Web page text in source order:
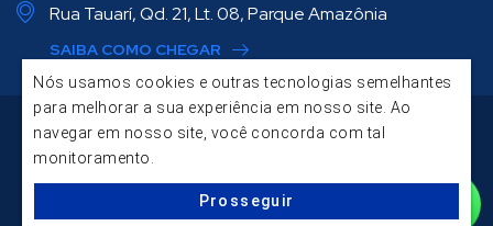
Rua Tauarí, Qd. 21, Lt. 08, Parque Amazônia
SAIBA COMO CHEGAR
© 2026 - Multimagem Diagnósticos
Voltar ao Topo
Nós usamos cookies e outras tecnologias semelhantes
para melhorar a sua experiência em nosso site. Ao
navegar em nosso site, você concorda com tal
monitoramento.
Prosseguir